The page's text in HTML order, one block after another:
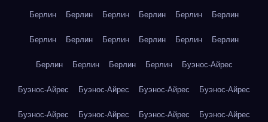
Берлин Берлин Берлин Берлин Берлин Берлин
Берлин Берлин Берлин Берлин Берлин Берлин
Берлин Берлин Берлин Берлин Буэнос-Айрес
Буэнос-Айрес Буэнос-Айрес Буэнос-Айрес Буэнос-Айрес
Буэнос-Айрес Буэнос-Айрес Буэнос-Айрес Буэнос-Айрес